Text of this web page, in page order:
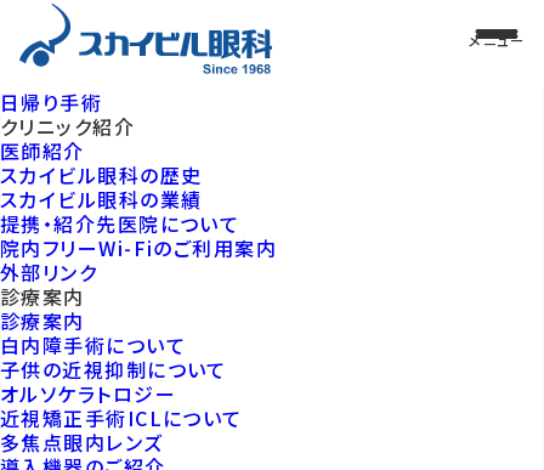
日帰り手術
クリニック紹介
医師紹介
スカイビル眼科の歴史
スカイビル眼科の業績
提携・紹介先医院について
院内フリーWi-Fiのご利用案内
外部リンク
診療案内
診療案内
白内障手術について
子供の近視抑制について
オルソケラトロジー
近視矯正手術ICLについて
多焦点眼内レンズ